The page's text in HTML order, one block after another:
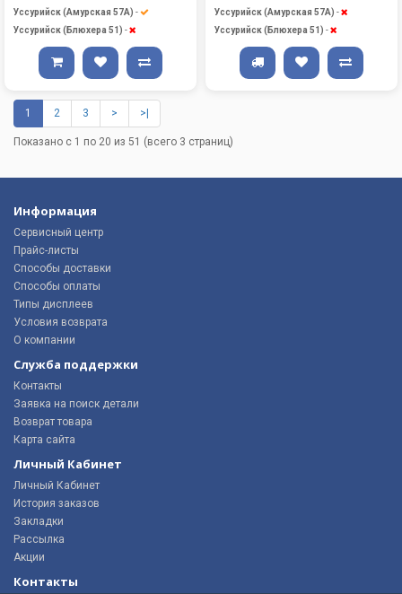
Уссурийск (Амурская 57А) -
Уссурийск (Блюхера 51) -
Уссурийск (Амурская 57А) -
Уссурийск (Блюхера 51) -
1 2 3 > >|
Показано с 1 по 20 из 51 (всего 3 страниц)
Информация
Сервисный центр
Прайс-листы
Способы доставки
Способы оплаты
Типы дисплеев
Условия возврата
О компании
Служба поддержки
Контакты
Заявка на поиск детали
Возврат товара
Карта сайта
Личный Кабинет
Личный Кабинет
История заказов
Закладки
Рассылка
Акции
Контакты